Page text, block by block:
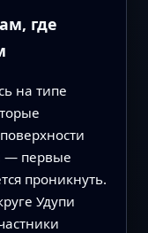
где
на типе
— первые
проникнуть.
Удупи